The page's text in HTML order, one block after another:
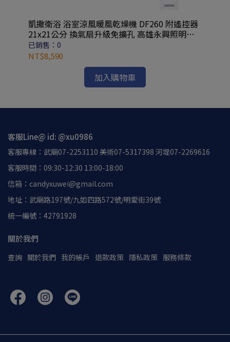
凱撒衛浴 浴室涼風暖風乾燥機 DF260 附遙控器
21x21公分 換氣扇升級免擴孔 高雄永興照明廚
衛
已銷售：0
NT$8,590
加入購物車
客服Line@ id: @xu0986
客服專線：武廟07-2253110 美術07-5317398 河堤07-2269616
客服時間：09:30-12:30 13:00-18:00
信箱：candyxuwei@gmail.com
地址：武廟路197號/九如四路572號/明愛街39號
統一編號：42791928
關於我們
查詢 關於我們 我的帳戶 退款政策 隱私政策 服務條款